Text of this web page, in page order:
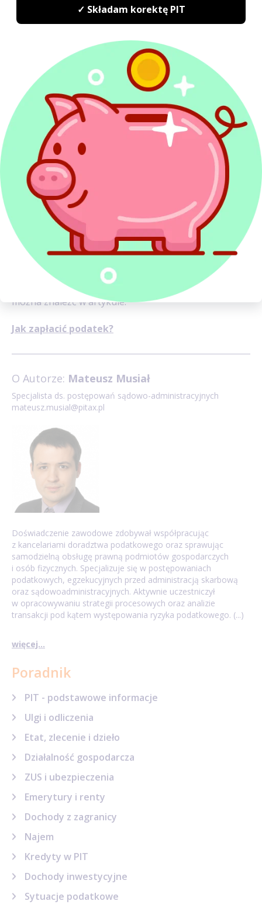
nie zaś PESEL jak w przypadku osób
przedsiębiorstwa;
Okres, którego dotyczy zaliczka na PIT
w zależności od wybranej przez podatnika
metody odprowadzania zaliczek będzie to
miniony miesiąc bądź kwartał;
Symbol płatności
– w zależności od wybranej
formy opodatkowania należy podać, czy
zaliczka dotyczy działalności na skali
podatkowej (PIT) czy przedsiębiorstwa
opodatkowanego w formie liniowej (PPL);
Numer rachunku odbiorcy– nr
mikrorachunku podatkowego;
Kwota zaliczki.
Więcej szczegółów dotyczących płatności podatku
można znaleźć w artykule:
Jak zapłacić podatek?
O Autorze: Mateusz Musiał
Specjalista ds. postępowań sądowo-administracyjnych
mateusz.musial@pitax.pl
Doświadczenie zawodowe zdobywał współpracując
z kancelariami doradztwa podatkowego oraz sprawując
samodzielną obsługę prawną podmiotów gospodarczych
i osób fizycznych. Specjalizuje się w postępowaniach
podatkowych, egzekucyjnych przed administracją skarbową
oraz sądowoadministracyjnych. Aktywnie uczestniczył
w opracowywaniu strategii procesowych oraz analizie
transakcji pod kątem występowania ryzyka podatkowego. (...)
więcej...
Poradnik
PIT - podstawowe informacje
Ulgi i odliczenia
Etat, zlecenie i dzieło
Działalność gospodarcza
ZUS i ubezpieczenia
Emerytury i renty
Dochody z zagranicy
Najem
Kredyty w PIT
Dochody inwestycyjne
Sytuacje podatkowe